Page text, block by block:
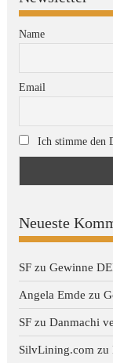
Name
Email
Ich stimme den
Neueste
SF zuGewinne
Angela Emde zu
SF zuDanmachi
SilvLining.com zu